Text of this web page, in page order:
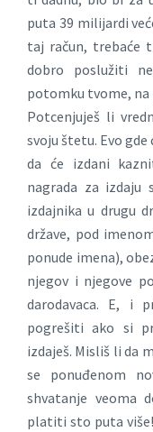
puta 39 milijardi
taj račun, trebaće
dobro poslužiti
potomku tvome, na
Potcenjuješ li
svoju štetu. Evo
da će izdani
nagrada za izdaju
izdajnika u drugu
države, pod
ponude imena),
njegov i njegove
darodavaca. E, i
pogrešiti ako si
izdaješ. Misliš li da
se ponuđenom
shvatanje veoma
platiti sto puta